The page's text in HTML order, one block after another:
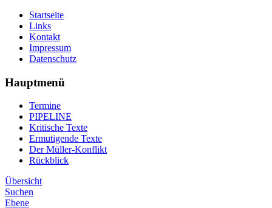
Startseite
Links
Kontakt
Impressum
Datenschutz
Hauptmenü
Termine
PIPELINE
Kritische Texte
Ermutigende Texte
Der Müller-Konflikt
Rückblick
Übersicht
Suchen
Ebene